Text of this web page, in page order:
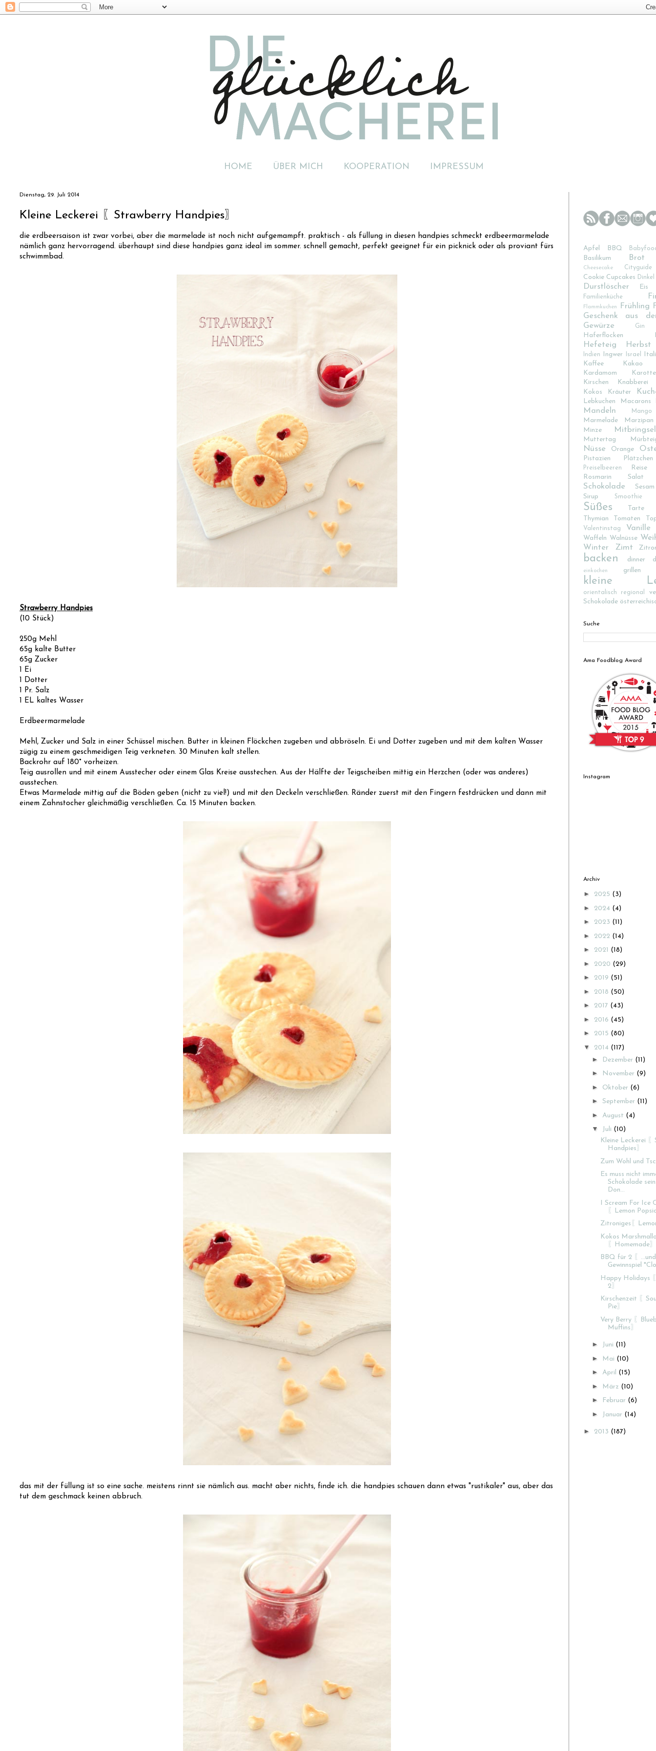
HOME ÜBER MICH KOOPERATION IMPRESSUM
Dienstag, 29. Juli 2014
Kleine Leckerei 〖Strawberry Handpies〗
die erdbeersaison ist zwar vorbei, aber die marmelade ist noch nicht aufgemampft. praktisch - als füllung in diesen handpies schmeckt erdbeermarmelade
nämlich ganz hervorragend. überhaupt sind diese handpies ganz ideal im sommer. schnell gemacht, perfekt geeignet für ein picknick oder als proviant fürs
schwimmbad.
Strawberry Handpies
(10 Stück)
250g Mehl
65g kalte Butter
65g Zucker
1 Ei
1 Dotter
1 Pr. Salz
1 EL kaltes Wasser
Erdbeermarmelade
Mehl, Zucker und Salz in einer Schüssel mischen. Butter in kleinen Flöckchen zugeben und abbröseln. Ei und Dotter zugeben und mit dem kalten Wasser
zügig zu einem geschmeidigen Teig verkneten. 30 Minuten kalt stellen.
Backrohr auf 180° vorheizen.
Teig ausrollen und mit einem Ausstecher oder einem Glas Kreise ausstechen. Aus der Hälfte der Teigscheiben mittig ein Herzchen (oder was anderes)
ausstechen.
Etwas Marmelade mittig auf die Böden geben (nicht zu viel!) und mit den Deckeln verschließen. Ränder zuerst mit den Fingern festdrücken und dann mit
einem Zahnstocher gleichmäßig verschließen. Ca. 15 Minuten backen.
das mit der füllung ist so eine sache. meistens rinnt sie nämlich aus. macht aber nichts, finde ich. die handpies schauen dann etwas "rustikaler" aus, aber das
tut dem geschmack keinen abbruch.
Apfel BBQ
Basilikum Brot
Cheesecake Cityguide
Cookie Cupcakes Dinkel
Durstlöscher Eis
Familienküche
Flammkuchen Frühling
Geschenk aus
Gewürze
Gin
Haferflocken
Hefeteig Herbst
Indien Ingwer Israel
Kaffee
Kakao
Kardamom
Karotte
Kirschen
Knabberei
Kokos
Kräuter
Lebkuchen Macarons
Mandeln Mango
Marmelade
Marzipan
Minze
Mitbringsel
Muttertag
Nüsse Orange
Pistazien Plätzchen
Preiselbeeren
Reise
Rosmarin
Salat
Schokolade
Sesam
Sirup
Smoothie
Süßes
Tarte
Thymian
Tomaten
Valentinstag Vanille
Waffeln Walnüsse
Winter
Zimt
backen dinner
einkochen grillen
kleine
orientalisch regional
Schokolade
Suche
Ama Foodblog Award
Instagram
Archiv
► 2025 (3)
► 2024 (4)
► 2023 (11)
► 2022 (14)
► 2021 (18)
► 2020 (29)
► 2019 (51)
► 2018 (50)
► 2017 (43)
► 2016 (45)
► 2015 (80)
▼ 2014 (117)
► Dezember (11)
► November (9)
► Oktober (6)
► September (11)
► August (4)
▼ Juli (10)
Kleine Leckerei
Handpies〗
Zum Wohl und
Es muss nicht
Schokolade
Don...
I Scream For Ice
〖Lemon
Zitroniges〖
Kokos
〖Homemade〗
BBQ für 2 〖
Gewinnspiel
Happy Holidays
2〗
Kirschenzeit 〖
Pie〗
Very Berry 〖
Muffins〗
► Juni (11)
► Mai (10)
► April (15)
► März (10)
► Februar (6)
► Januar (14)
► 2013 (187)